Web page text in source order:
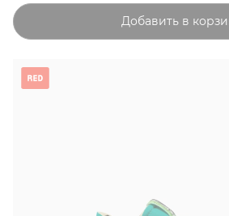
Добавить в